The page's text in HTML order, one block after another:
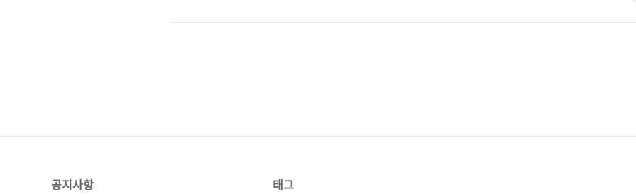
까지도 😉😊행복한 ! 브리더클럽의 5월입니다 🎈🎉🎊
공지사항 태그